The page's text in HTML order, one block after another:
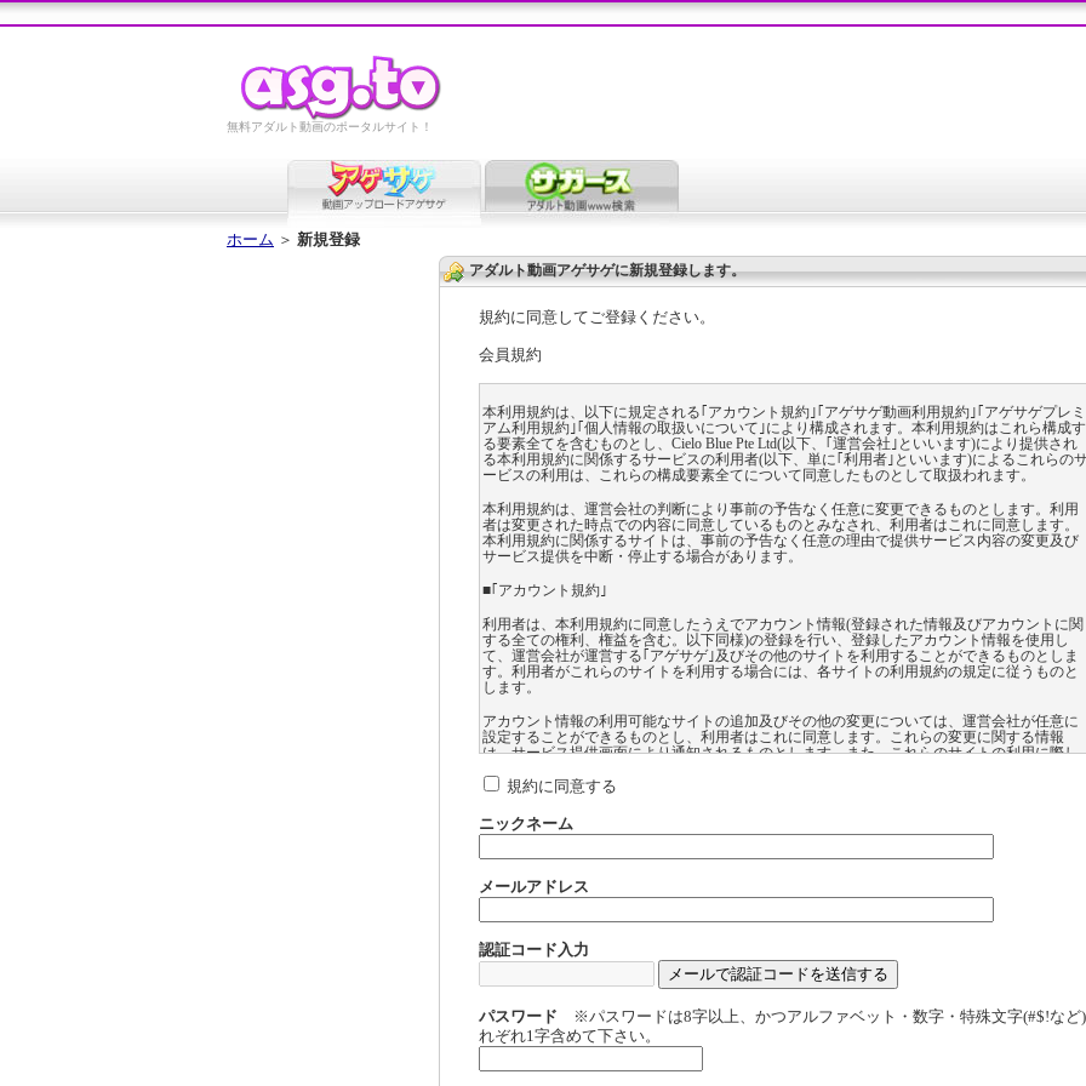
無料アダルト動画のポータルサイト！
ホーム ＞ 新規登録
アダルト動画アゲサゲに新規登録します。
規約に同意してご登録ください。
会員規約
本利用規約は、以下に規定される｢アカウント規約｣｢アゲサゲ動画利用規約｣｢アゲサゲプレミ
アム利用規約｣｢個人情報の取扱いについて｣により構成されます。本利用規約はこれら構成す
る要素全てを含むものとし、Cielo Blue Pte Ltd(以下、｢運営会社｣といいます)により提供され
る本利用規約に関係するサービスの利用者(以下、単に｢利用者｣といいます)によるこれらの
ービスの利用は、これらの構成要素全てについて同意したものとして取扱われます。
本利用規約は、運営会社の判断により事前の予告なく任意に変更できるものとします。利用
者は変更された時点での内容に同意しているものとみなされ、利用者はこれに同意します。
本利用規約に関係するサイトは、事前の予告なく任意の理由で提供サービス内容の変更及び
サービス提供を中断・停止する場合があります。
■｢アカウント規約｣
利用者は、本利用規約に同意したうえでアカウント情報(登録された情報及びアカウントに関
する全ての権利、権益を含む。以下同様)の登録を行い、登録したアカウント情報を使用し
て、運営会社が運営する｢アゲサゲ｣及びその他のサイトを利用することができるものとしま
す。利用者がこれらのサイトを利用する場合には、各サイトの利用規約の規定に従うものと
します。
アカウント情報の利用可能なサイトの追加及びその他の変更については、運営会社が任意に
設定することができるものとし、利用者はこれに同意します。これらの変更に関する情報
は、サービス提供画面により通知されるものとします。また、これらのサイトの利用に際し
録したアカウント情報の必要性、及び登録したアカウント情報を利用することにより提供さ
れるサービス内容については各サイトのサービス提供画面にて説明されるものとします。
利用者は、自身が登録した自己のアカウント情報をいかなる第三者に対しても譲渡及び貸与
利用者によるアカウント情報の登録、登録したアカウント情報に基づく各サイトの利用に際
利用者による｢アカウント規約｣に違反する行為があった場合又はそのおそれがある場合、運
営会社は任意の理由に基づく判断により、利用者に対する事前の告知なく利用者が登録した
ます。
【サイト概要 】
規約に同意する
ニックネーム
メールアドレス
認証コード入力
パスワード ※パスワードは8字以上、かつアルファベット・数字・特殊文字(#$!など
れぞれ1字含めて下さい。